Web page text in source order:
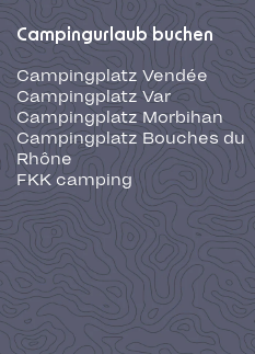
Campingurlaub buchen
Campingplatz Vendée
Campingplatz Var
Campingplatz Morbihan
Campingplatz Bouches du
Rhône
FKK camping